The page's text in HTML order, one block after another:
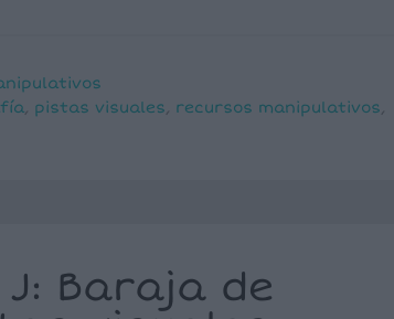
, pistas visuales, recursos manipulativos,
Baraja de